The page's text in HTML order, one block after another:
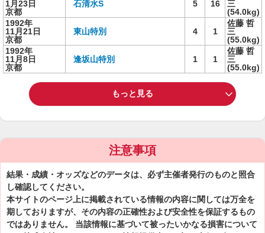
1月23日
京都
石清水S 5 16
三
(54.0kg)
1992年
11月21日
京都
東山特別 4 1
佐藤 哲
三
(55.0kg)
1992年
11月8日
京都
逢坂山特別 1 1
佐藤 哲
三
(55.0kg)
もっと見る
注意事項
結果・成績・オッズなどのデータは、必ず主催者発行のものと照合
し確認してください。
本サイトのページ上に掲載されている情報の内容に関しては万全を
期しておりますが、その内容の正確性および安全性を保証するもの
ではありません。 当該情報に基づいて被ったいかなる損害について